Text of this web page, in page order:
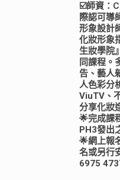
☑️師資：
際認可導
形象設計
化妝形象
生妝學院
同課程。
告、藝人
人色彩分
ViuTV、
分享化妝
🌟完成課
PH3發出
🌟網上報
名或另行
6975